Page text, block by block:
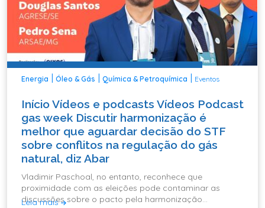
Energia Óleo & Gás Química & Petroquímica Eventos
Início Vídeos e podcasts Vídeos Podcast
gas week Discutir harmonização é
melhor que aguardar decisão do STF
sobre conflitos na regulação do gás
natural, diz Abar
Vladimir Paschoal, no entanto, reconhece que
proximidade com as eleições pode contaminar as
discussões sobre o pacto pela harmonização
Leia mais